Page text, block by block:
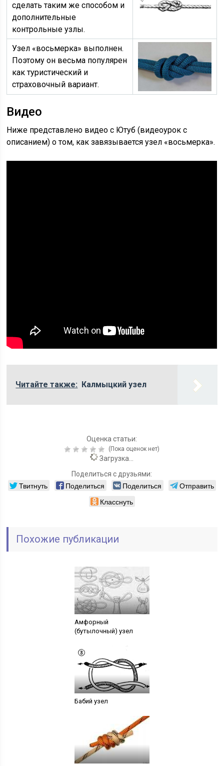
сделать таким же способом и
дополнительные
контрольные узлы.
Узел «восьмерка» выполнен.
Поэтому он весьма популярен
как туристический и
страховочный вариант.
Видео
Ниже представлено видео с Ютуб (видеоурок с
описанием) о том, как завязывается узел «восьмерка».
Читайте также: Калмыцкий узел
Оценка статьи:
(Пока оценок нет)
Загрузка...
Поделиться с друзьями:
Твитнуть Поделиться Поделиться
Отправить
Класснуть
Похожие публикации
Амфорный
(бутылочный) узел
Бабий узел